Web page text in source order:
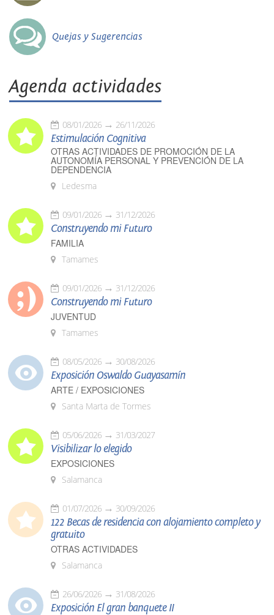
Quejas y Sugerencias
Agenda actividades
08/01/2026 26/11/2026
Estimulación Cognitiva
OTRAS ACTIVIDADES DE PROMOCIÓN DE LA
AUTONOMÍA PERSONAL Y PREVENCIÓN DE LA
DEPENDENCIA
Ledesma
09/01/2026 31/12/2026
Construyendo mi Futuro
FAMILIA
Tamames
09/01/2026 31/12/2026
Construyendo mi Futuro
JUVENTUD
Tamames
08/05/2026 30/08/2026
Exposición Oswaldo Guayasamín
ARTE / EXPOSICIONES
Santa Marta de Tormes
05/06/2026 31/03/2027
Visibilizar lo elegido
EXPOSICIONES
Salamanca
01/07/2026 30/09/2026
122 Becas de residencia con alojamiento completo y
gratuito
OTRAS ACTIVIDADES
Salamanca
26/06/2026 31/08/2026
Exposición El gran banquete II